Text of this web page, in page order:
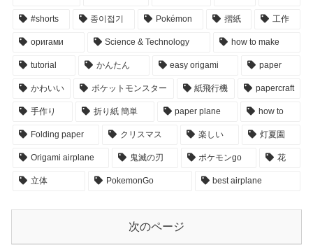
#shorts 종이접기 Pokémon 摺紙 工作
оригами Science & Technology how to make
tutorial かんたん easy origami paper
かわいい ポケットモンスター 紙飛行機 papercraft
手作り 折り紙 簡単 paper plane how to
Folding paper クリスマス 楽しい 灯夏園
Origami airplane 鬼滅の刃 ポケモンgo 花
立体 PokemonGo best airplane
次のページ